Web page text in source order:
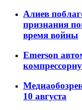
Алиев
признания
время войны
Emerson
10 августа